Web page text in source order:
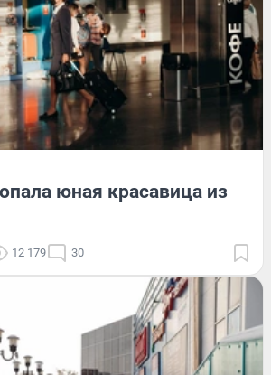
юная красавица из
12 179 30